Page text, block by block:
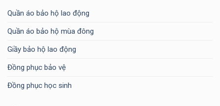
Quần áo bảo hộ lao động
Quần áo bảo hộ mùa đông
Giầy bảo hộ lao động
Đồng phục bảo vệ
Đồng phục học sinh